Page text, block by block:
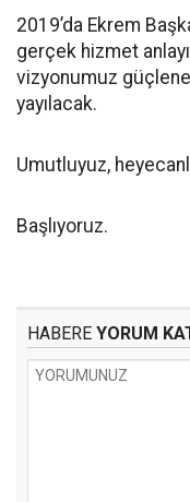
2019’da Ekrem
gerçek hizmet
vizyonumuz
yayılacak.
Umutluyuz,
Başlıyoruz.
HABERE YORUM